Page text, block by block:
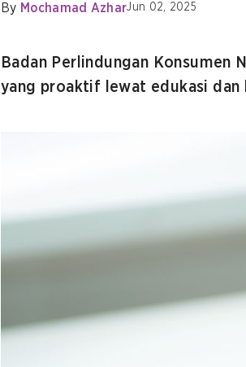
By Mochamad AzharJun 02, 2025
Badan Perlindungan Konsumen
yang proaktif lewat edukasi dan